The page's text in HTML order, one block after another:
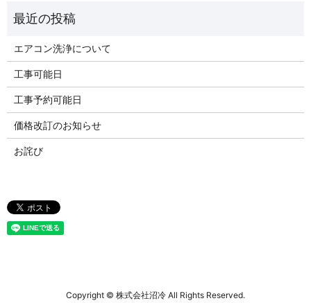
エアコン洗浄について
工事可能日
工事予約可能日
価格改訂のお知らせ
お詫び
Copyright © 株式会社沼冷 All Rights Reserved.